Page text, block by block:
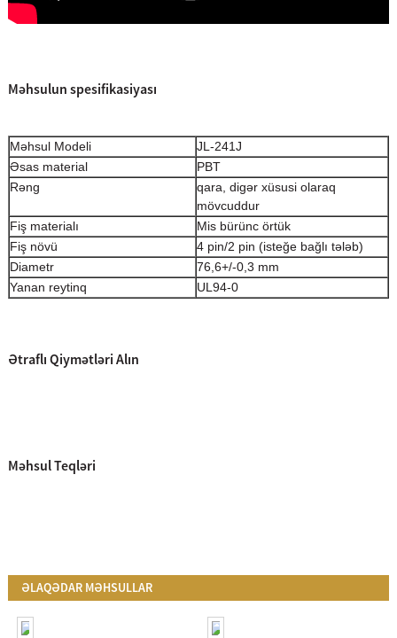
Məhsulun spesifikasiyası
Məhsul Modeli
JL-241J
Əsas material
PBT
Rəng
qara, digər xüsusi olaraq
mövcuddur
Fiş materialı
Mis bürünc örtük
Fiş növü
4 pin/2 pin (isteğe bağlı tələb)
Diametr
76,6+/-0,3 mm
Yanan reytinq
UL94-0
Ətraflı Qiymətləri Alın
Məhsul Teqləri
ƏLAQƏDAR MƏHSULLAR